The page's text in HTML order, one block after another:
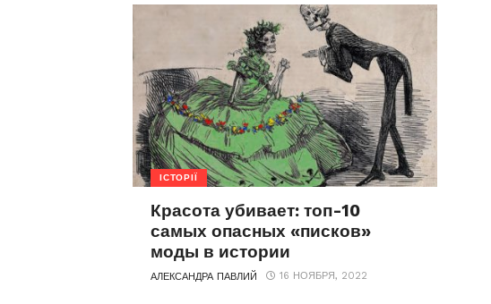
ІСТОРІЇ
Красота убивает: топ-10
самых опасных «писков»
моды в истории
АЛЕКСАНДРА ПАВЛИЙ 16 НОЯБРЯ, 2022